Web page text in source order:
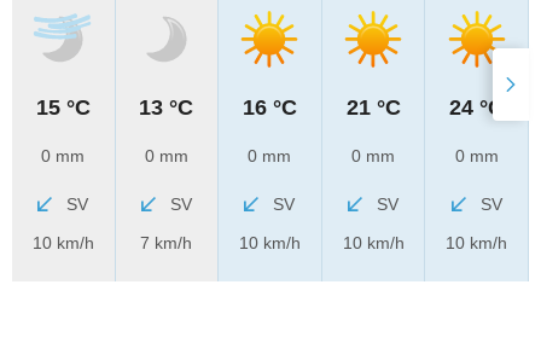
15 °C
0 mm
SV
10 km/h
13 °C
0 mm
SV
7 km/h
16 °C
0 mm
SV
10 km/h
21 °C
0 mm
SV
10 km/h
24 °C
0 mm
SV
10 km/h